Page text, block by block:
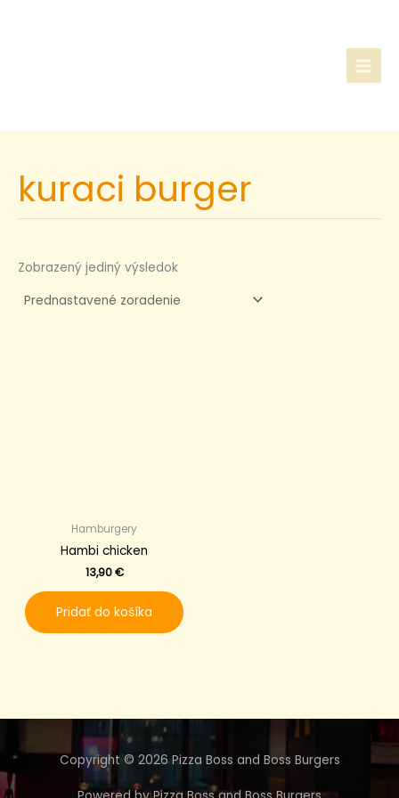
kuraci burger
Zobrazený jediný výsledok
Hamburgery
Hambi chicken
13,90€
Pridať do košíka
Copyright © 2026 Pizza Boss and Boss Burgers